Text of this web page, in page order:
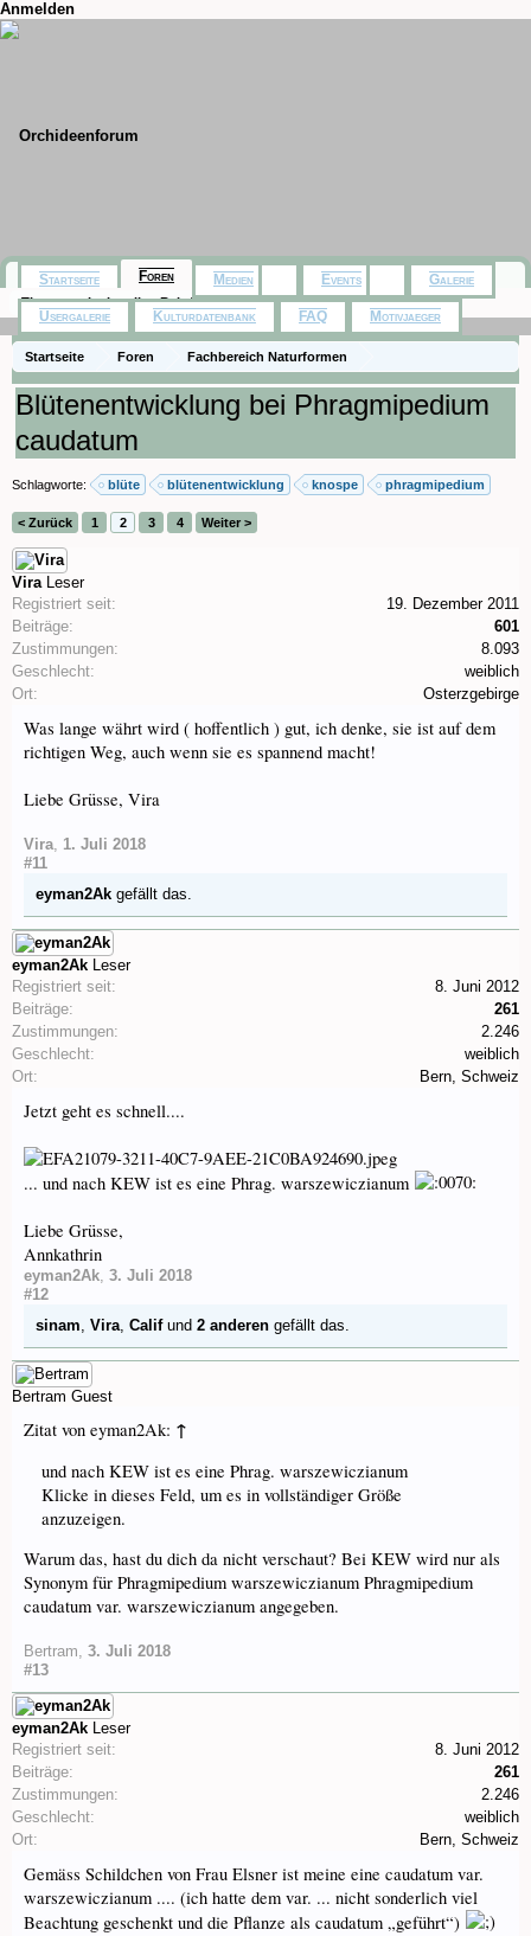
Anmelden
Startseite Foren
Fachbereich Naturformen
Paphiopedilum, Phragmipedium
Blütenentwicklung bei Phragmipedium
caudatum
Schlagworte: blüte blütenentwicklung knospe phragmipedium
< Zurück 1 2 3 4 Weiter >
Vira Leser
Registriert seit:
19. Dezember 2011
Beiträge:
601
Zustimmungen:
8.093
Geschlecht:
weiblich
Ort:
Osterzgebirge
Was lange währt wird ( hoffentlich ) gut, ich denke, sie ist auf dem
richtigen Weg, auch wenn sie es spannend macht!
Liebe Grüsse, Vira
Vira, 1. Juli 2018
#11
eyman2Ak gefällt das.
eyman2Ak Leser
Registriert seit:
8. Juni 2012
Beiträge:
261
Zustimmungen:
2.246
Geschlecht:
weiblich
Ort:
Bern, Schweiz
Jetzt geht es schnell....
... und nach KEW ist es eine Phrag. warszewiczianum
Liebe Grüsse,
Annkathrin
eyman2Ak, 3. Juli 2018
#12
sinam, Vira, Califund 2 anderen gefällt das.
Bertram Guest
Zitat von eyman2Ak: ↑
und nach KEW ist es eine Phrag. warszewiczianum
Klicke in dieses Feld, um es in vollständiger Größe
anzuzeigen.
Warum das, hast du dich da nicht verschaut? Bei KEW wird nur als
Synonym für Phragmipedium warszewiczianum Phragmipedium
caudatum var. warszewiczianum angegeben.
Bertram, 3. Juli 2018
#13
eyman2Ak Leser
Registriert seit:
8. Juni 2012
Beiträge:
261
Zustimmungen:
2.246
Geschlecht:
weiblich
Ort:
Bern, Schweiz
Gemäss Schildchen von Frau Elsner ist meine eine caudatum var.
warszewiczianum .... (ich hatte dem var. ... nicht sonderlich viel
Beachtung geschenkt und die Pflanze als caudatum „geführt“)
Startseite Foren
Themen mit aktuellen Beiträgen
Medien Events Galerie
Usergalerie Kulturdatenbank FAQ Motivjaeger